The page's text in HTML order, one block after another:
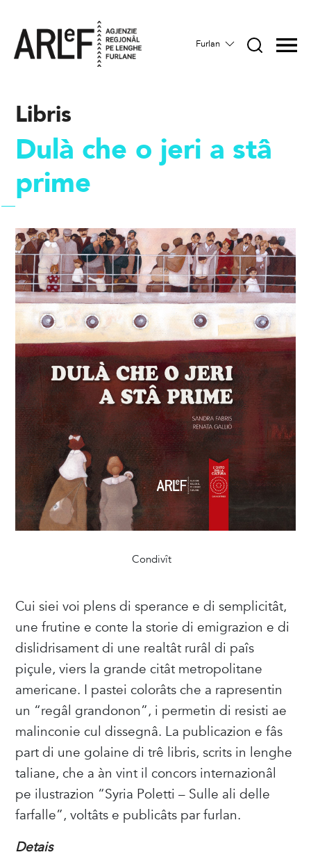
Furlan
Libris
Dulà che o jeri a stâ
prime
Condivît
Cui siei voi plens di sperance e di semplicitât,
une frutine e conte la storie di emigrazion e di
dislidrisament di une realtât rurâl di paîs
piçule, viers la grande citât metropolitane
americane. I pastei colorâts che a rapresentin
un “regâl grandonon”, i permetin di resisti ae
malinconie cul dissegnâ. La publicazion e fâs
part di une golaine di trê libris, scrits in lenghe
taliane, che a àn vint il concors internazionâl
pe ilustrazion “Syria Poletti – Sulle ali delle
farfalle”, voltâts e publicâts par furlan.
Detais